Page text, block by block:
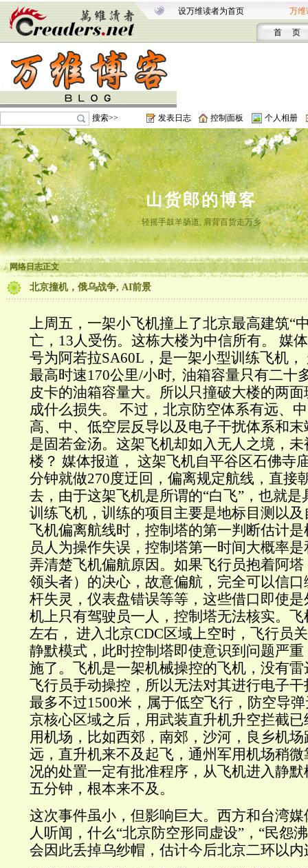
设万维读者为首页 万维
首 页
搜索>> 发表日志 控制面板 个人相册
山货郎的博客
轻摇手鼓羊肠道, 肩背百货走万乡
网络日志正文
北京撞机，俄乌战争, AI前景
上周五，一架小飞机撞上了北京最高建筑“
亡，13人受伤。这栋大楼为中信所有。 媒
号为阿若拉SA60L，是一架小型训练飞机，
最高时速170公里/小时, 油箱容量只有二十
皮卡的油箱容量大。所以只撞破大楼的两
成什么损失。 不过，北京防空体系有远、
高、中、低空层反导以及电子干扰体系和
是固若金汤。这架飞机却如入无人之境，
楼？ 媒体报道， 这架飞机自平谷区石佛寺
分钟就做270度迂回，偏离规定航线，直接
去，由于这架飞机是所谓的“白飞”，也就
训练飞机，训练的项目主要是地标目测以
飞机偏离航线时，控制塔的第一判断估计
员人为操作失误，控制塔第一时间大概率
弄清楚飞机偏航原因。如果飞行员抱着阿
领头者）的决心，故意偏航，完全可以信
杆失灵，仪表盘错误等等，这些借口即使
机上只有驾驶员一人，控制塔无法核实。
左右， 进入北京CDC区域上空时，飞行员
静默模式，此时控制塔即使意识到问题严
施了。飞机是一架机械操控的飞机，没有
飞行员手动操控，所以无法对其进行电子
最多不过1500米，属于低空飞行，防空导
京核心区域之后，用武装直升机升空拦截
用机场，比如西郊，南郊，沙河，良乡机
远，直升机来不及起飞，通州军用机场稍
况的处置一定有批准程序，从飞机进入静
五分钟，根本来不及。
这次事件虽小，但影响巨大。西方和台湾
人听闻，什么“北京防空形同虚设”，“民怨
会因此丢掉乌纱帽，估计今后北京二环以